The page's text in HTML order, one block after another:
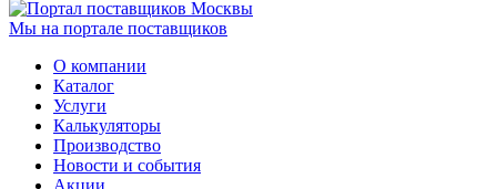
Мы на портале поставщиков
О компании
Каталог
Услуги
Калькуляторы
Производство
Новости и события